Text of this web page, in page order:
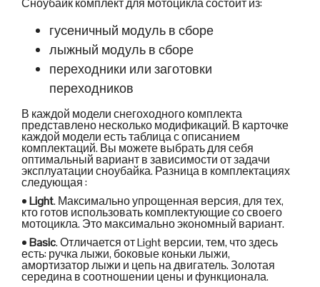
Сноубайк комплект для мотоцикла состоит из:
гусеничный модуль в сборе
лыжный модуль в сборе
переходники или заготовки
переходников
В каждой модели снегоходного комплекта
представлено несколько модификаций. В карточке
каждой модели есть таблица с описанием
комплектаций. Вы можете выбрать для себя
оптимальный вариант в зависимости от задачи
эксплуатации сноубайка. Разница в комплектациях
следующая :
•Light. Максимально упрощенная версия, для тех,
кто готов использовать комплектующие со своего
мотоцикла. Это максимально экономный вариант.
•Basic. Отличается от Light версии, тем, что здесь
есть: ручка лыжи, боковые коньки лыжи,
амортизатор лыжи и цепь на двигатель. Золотая
середина в соотношении цены и функционала.